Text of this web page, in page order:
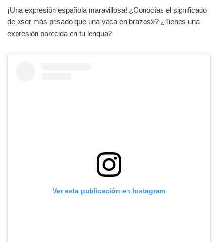
¡Una expresión española maravillosa! ¿Conocías el significado
de «ser más pesado que una vaca en brazos»? ¿Tienes una
expresión parecida en tu lengua?
Ver esta publicación en Instagram